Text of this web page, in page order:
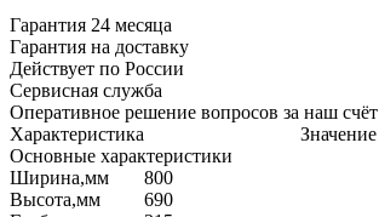
Гарантия 24 месяца
Гарантия на доставку
Действует по России
Сервисная служба
Оперативное решение вопросов за наш счёт
Характеристика
Значение
Основные характеристики
Ширина,мм
800
Высота,мм
690